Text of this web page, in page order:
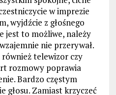
w imprezie
wyjdźcie z głośnego
jest to możliwe, należy
nie przerywał.
telewizor czy
rozmowy poprawia
Bardzo częstym
głosu. Zamiast krzyczeć